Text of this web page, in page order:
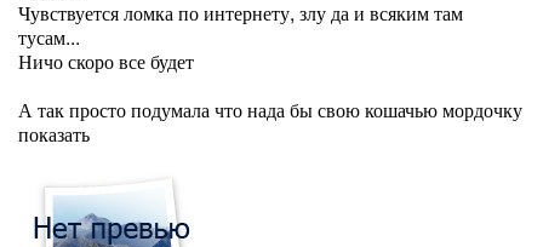
Чувствуется ломка по интернету, злу да и всяким там
тусам...
Ничо скоро все будет
А так просто подумала что нада бы свою кошачью мордочку
показать